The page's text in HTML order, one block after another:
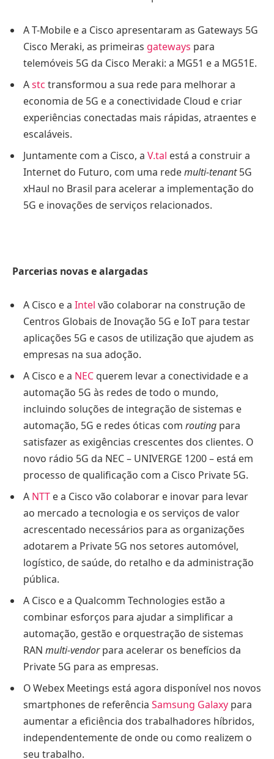
A T-Mobile e a Cisco apresentaram as Gateways 5G
Cisco Meraki, as primeiras gateways para
telemóveis 5G da Cisco Meraki: a MG51 e a MG51E.
Astc transformou a sua rede para melhorar a
economia de 5G e a conectividade Cloud e criar
experiências conectadas mais rápidas, atraentes e
escaláveis.
Juntamente com a Cisco, a V.tal está a construir a
Internet do Futuro, com uma redemulti-tenant5G
xHaul no Brasil para acelerar a implementação do
5G e inovações de serviços relacionados.
Parcerias novas e alargadas
A Cisco e a Intel vão colaborar na construção de
Centros Globais de Inovação 5G e IoT para testar
aplicações 5G e casos de utilização que ajudem as
empresas na sua adoção.
A Cisco e a NEC querem levar a conectividade e a
automação 5G às redes de todo o mundo,
incluindo soluções de integração de sistemas e
automação, 5G e redes óticas com routing para
satisfazer as exigências crescentes dos clientes. O
novo rádio 5G da NEC – UNIVERGE 1200 – está em
processo de qualificação com a Cisco Private 5G.
A NTT e a Cisco vão colaborar e inovar para levar
ao mercado a tecnologia e os serviços de valor
acrescentado necessários para as organizações
adotarem a Private 5G nos setores automóvel,
logístico, de saúde, do retalho e da administração
pública.
A Cisco e a Qualcomm Technologies estão a
combinar esforços para ajudar a simplificar a
automação, gestão e orquestração de sistemas
RAN multi-vendorpara acelerar os benefícios da
Private 5G para as empresas.
O Webex Meetings está agora disponível nos novos
smartphones de referência Samsung Galaxy para
aumentar a eficiência dos trabalhadores híbridos,
independentemente de onde ou como realizem o
seu trabalho.